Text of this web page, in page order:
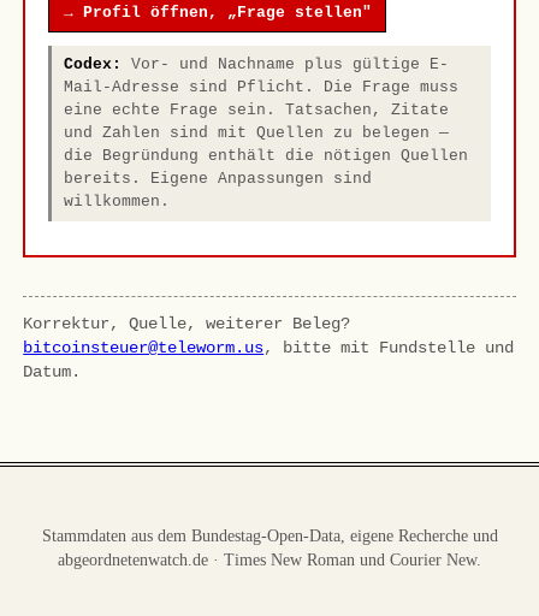
→ Profil öffnen, „Frage stellen"
Codex:
Vor- und Nachname plus gültige E-
Mail-Adresse sind Pflicht. Die Frage muss
eine echte Frage sein. Tatsachen, Zitate
und Zahlen sind mit Quellen zu belegen —
die Begründung enthält die nötigen Quellen
bereits. Eigene Anpassungen sind
willkommen.
Korrektur, Quelle, weiterer Beleg?
bitcoinsteuer@teleworm.us, bitte mit Fundstelle und
Datum.
Stammdaten aus dem Bundestag-Open-Data, eigene Recherche und
abgeordnetenwatch.de · Times New Roman und Courier New.